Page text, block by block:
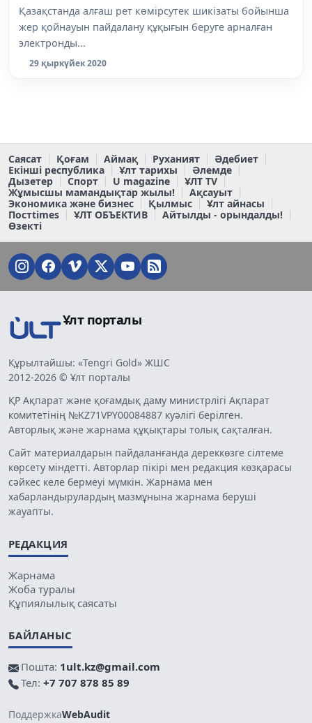
Қазақстанда алғаш рет көмірсутек шикізаты бойынша
жер қойнауын пайдалану құқығын беруге арналған
электронды...
29 қыркүйек 2020
Саясат Қоғам Аймақ Руханият
Әдебиет
Екінші республика
Ұлт тарихы
Әлемде
Дызетер
Спорт U magazine
ҰЛТ TV
Жұмысшы мамандықтар жылы!
Ақсауыт
Экономика және бизнес
Қылмыс
Ұлт айнасы
Постtimes
ҰЛТ ОБЪЕКТИВ
Айтылды - орындалды!
Өзекті
Ұлт порталы
Құрылтайшы: «Tengri Gold» ЖШС
2012-2026 © Ұлт порталы
ҚР Ақпарат және қоғамдық даму министрлігі Ақпарат
комитетінің №KZ71VPY00084887 куәлігі берілген.
Авторлық және жарнама құқықтары толық сақталған.
Сайт материалдарын пайдаланғанда дереккөзге сілтеме
көрсету міндетті. Авторлар пікірі мен редакция көзқарасы
сәйкес келе бермеуі мүмкін. Жарнама мен
хабарландырулардың мазмұнына жарнама беруші
жауапты.
РЕДАКЦИЯ
Жарнама
Жоба туралы
Құпиялылық саясаты
БАЙЛАНЫС
Пошта: 1ult.kz@gmail.com
Тел: +7 707 878 85 89
ПоддержкаWebAudit